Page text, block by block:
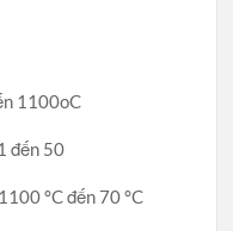
1100oC
đến 50
°C đến 70 °C